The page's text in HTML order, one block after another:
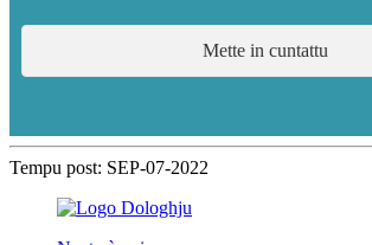
Mette in cuntattu
Tempu post: SEP-07-2022